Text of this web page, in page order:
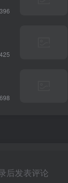
396
425
698
后发表评论